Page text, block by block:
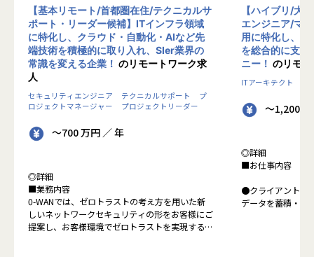
【基本リモート/首都圏在住/テクニカルサ
ポート・リーダー候補】ITインフラ領域
に特化し、クラウド・自動化・AIなど先
端技術を積極的に取り入れ、SIer業界の
常識を変える企業！ のリモートワーク求
人
セキュリティエンジニア テクニカルサポート
プ
ロジェクトマネージャー
プロジェクトリーダー
～700 万円 ／ 年
◎詳細
■業務内容
0-WANでは、ゼロトラストの考え方を用いた新
しいネットワークセキュリティの形をお客様にご
提案し、お客様環境でゼロトラストを実現するた
【ハイブリ/大
エンジニア/マ
用に特化し、
を総合的に支援
ニー！ のリモ
ITアーキテクト
～1,200
◎詳細
■お仕事内容
●クライアントの
データを蓄積・加